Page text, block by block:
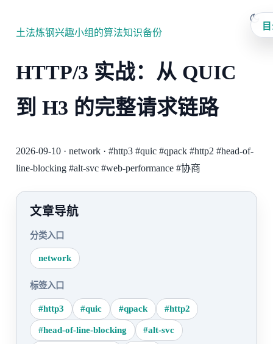
土法炼钢兴趣小组的算法知识备份
HTTP/3 实战：从 QUIC
到 H3 的完整请求链路
2026-09-10· network· #http3 #quic #qpack #http2 #head-of-
line-blocking #alt-svc #web-performance #协商
文章导航
分类入口
network
标签入口
#http3 #quic #qpack #http2
#head-of-line-blocking #alt-svc